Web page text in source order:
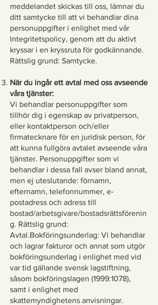
meddelandet skickas till oss, lämnar du
ditt samtycke till att vi behandlar dina
personuppgifter i enlighet med vår
Integritetspolicy, genom att du aktivt
kryssar i en kryssruta för godkännande.
Rättslig grund: Samtycke.
När du ingår ett avtal med oss avseende
våra tjänster:
Vi behandlar personuppgifter som
tillhör dig i egenskap av privatperson,
eller kontaktperson och/eller
firmatecknare för en juridisk person, för
att kunna fullgöra avtalet avseende våra
tjänster. Personuppgifter som vi
behandlar i dessa fall avser bland annat,
men ej uteslutande: förnamn,
efternamn, telefonnummer, e-
postadress och adress till
bostad/arbetsgivare/bostadsrättsförenin
g. Rättslig grund:
Avtal.Bokföringsunderlag: Vi behandlar
och lagrar fakturor och annat som utgör
bokföringsunderlag i enlighet med vid
var tid gällande svensk lagstiftning,
såsom bokföringslagen (1999:1078),
samt i enlighet med
skattemyndighetens anvisningar.